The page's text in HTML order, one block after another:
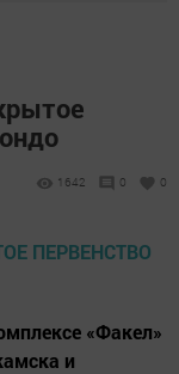
1642 0 0
«Факел»
и